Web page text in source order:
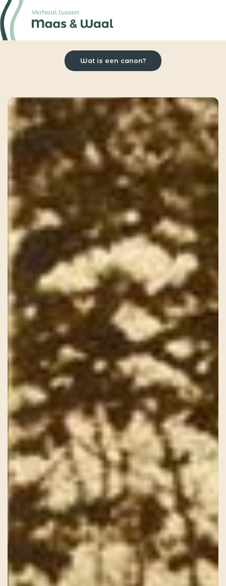
Wat is een canon?